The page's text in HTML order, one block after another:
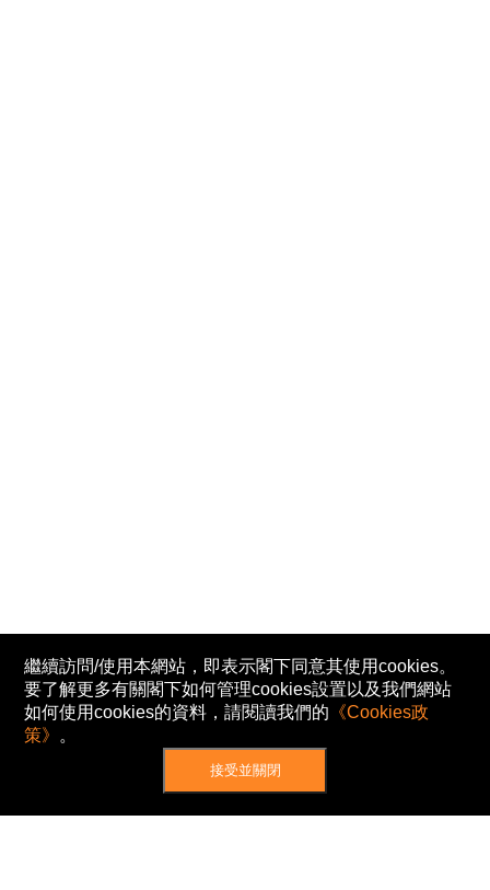
繼續訪問/使用本網站，即表示閣下同意其使用cookies。
要了解更多有關閣下如何管理cookies設置以及我們網站
如何使用cookies的資料，請閱讀我們的 《Cookies政
策》 。
接受並關閉